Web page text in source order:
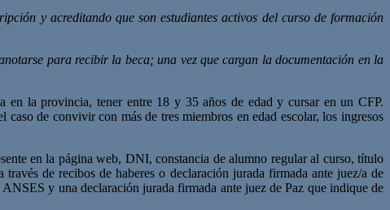
y acreditando que son estudiantes activos del curso de formación
para recibir la beca; una vez que cargan la documentación en la
en la provincia, tener entre 18 y 35 años de edad y cursar en un CFP.
de convivir con más de tres miembros en edad escolar, los ingresos
en la página web, DNI, constancia de alumno regular al curso, título
de recibos de haberes o declaración jurada firmada ante juez/a de
y una declaración jurada firmada ante juez de Paz que indique de